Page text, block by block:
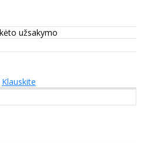
užsakymo
Klauskite